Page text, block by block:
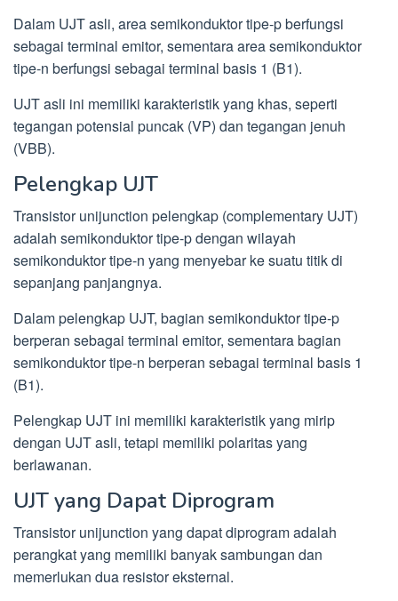
Dalam UJT asli, area semikonduktor tipe-p berfungsi
sebagai terminal emitor, sementara area semikonduktor
tipe-n berfungsi sebagai terminal basis 1 (B1).
UJT asli ini memiliki karakteristik yang khas, seperti
tegangan potensial puncak (VP) dan tegangan jenuh
(VBB).
Pelengkap UJT
Transistor unijunction pelengkap (complementary UJT)
adalah semikonduktor tipe-p dengan wilayah
semikonduktor tipe-n yang menyebar ke suatu titik di
sepanjang panjangnya.
Dalam pelengkap UJT, bagian semikonduktor tipe-p
berperan sebagai terminal emitor, sementara bagian
semikonduktor tipe-n berperan sebagai terminal basis 1
(B1).
Pelengkap UJT ini memiliki karakteristik yang mirip
dengan UJT asli, tetapi memiliki polaritas yang
berlawanan.
UJT yang Dapat Diprogram
Transistor unijunction yang dapat diprogram adalah
perangkat yang memiliki banyak sambungan dan
memerlukan dua resistor eksternal.